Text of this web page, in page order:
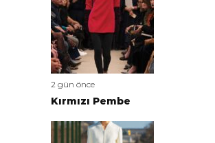
2 gün önce
Kırmızı Pembe